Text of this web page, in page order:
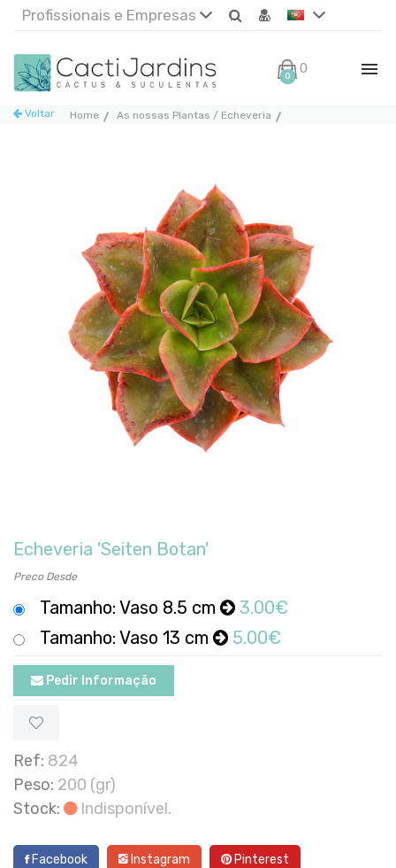
Profissionais e Empresas
0 0€
Home As nossas Plantas / Echeveria
Voltar
Echeveria 'Seiten Botan'
Preco Desde
Tamanho: Vaso 8.5 cm
3.00€
Tamanho: Vaso 13 cm
5.00€
Pedir Informação
Ref: 824
Peso: 200 (gr)
Stock:
Indisponível.
Facebook Instagram Pinterest